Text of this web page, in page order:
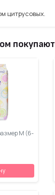
цитрусовых.
покупают
М (6-